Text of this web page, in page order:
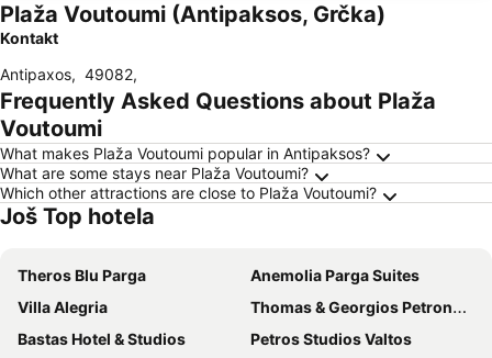
Plaža Voutoumi (Antipaksos, Grčka)
Kontakt
Antipaxos, 49082,
Frequently Asked Questions about Plaža
Voutoumi
What makes Plaža Voutoumi popular in Antipaksos?
What are some stays near Plaža Voutoumi?
Which other attractions are close to Plaža Voutoumi?
Još Top hotela
Theros Blu Parga
Anemolia Parga Suites
Villa Alegria
Thomas & Georgios Petronakos Rooms
Bastas Hotel & Studios
Petros Studios Valtos